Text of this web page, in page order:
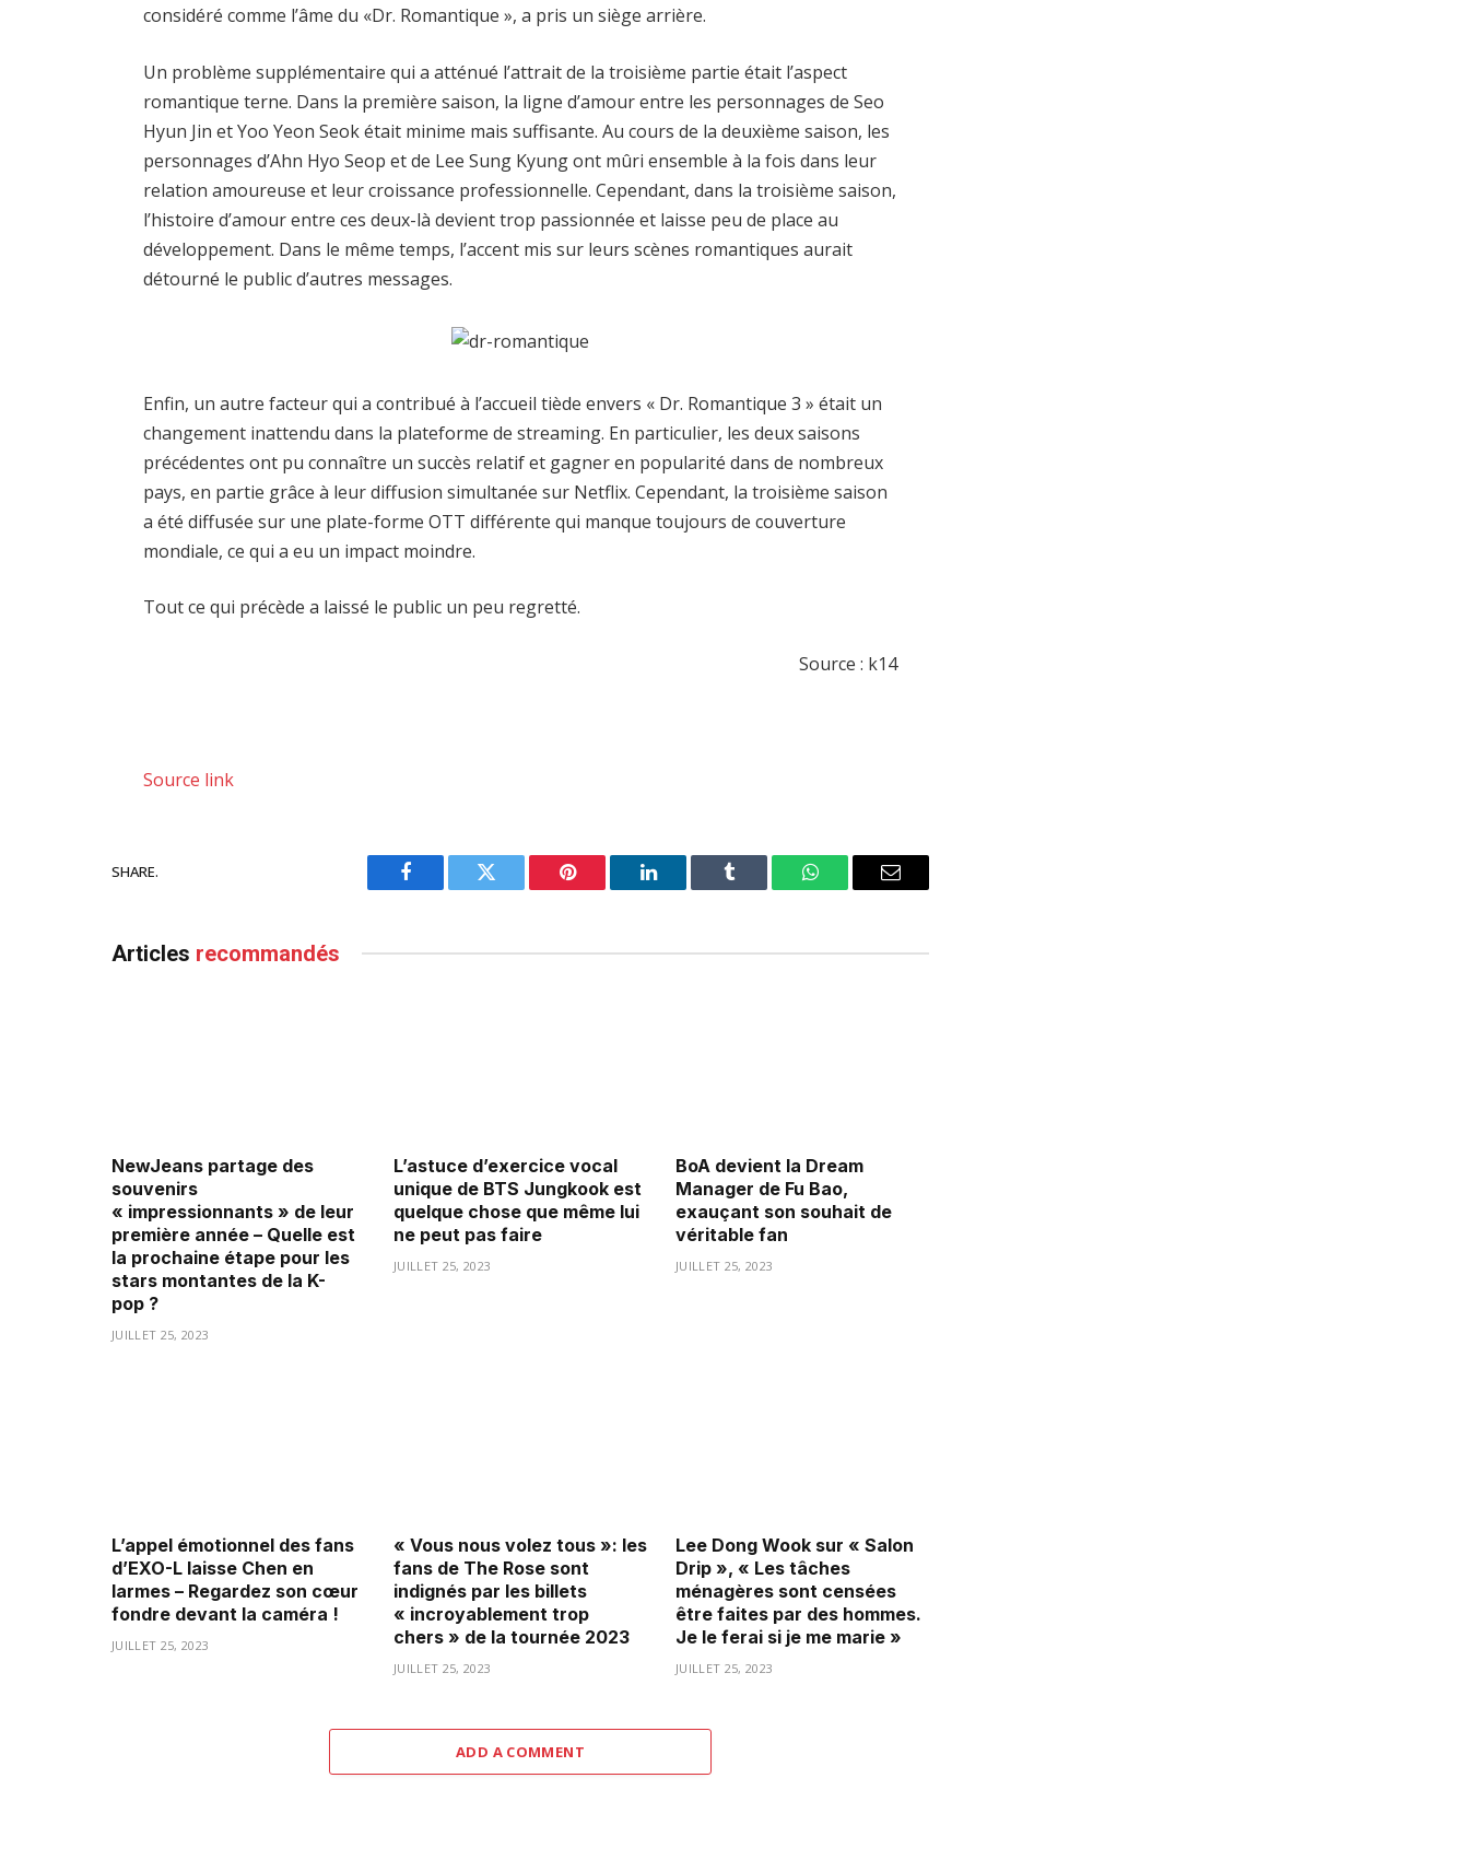
considéré comme l’âme du «Dr. Romantique », a pris un siège arrière.
Un problème supplémentaire qui a atténué l’attrait de la troisième partie était l’aspect
romantique terne. Dans la première saison, la ligne d’amour entre les personnages de Seo
Hyun Jin et Yoo Yeon Seok était minime mais suffisante. Au cours de la deuxième saison, les
personnages d’Ahn Hyo Seop et de Lee Sung Kyung ont mûri ensemble à la fois dans leur
relation amoureuse et leur croissance professionnelle. Cependant, dans la troisième saison,
l’histoire d’amour entre ces deux-là devient trop passionnée et laisse peu de place au
développement. Dans le même temps, l’accent mis sur leurs scènes romantiques aurait
détourné le public d’autres messages.
Enfin, un autre facteur qui a contribué à l’accueil tiède envers « Dr. Romantique 3 » était un
changement inattendu dans la plateforme de streaming. En particulier, les deux saisons
précédentes ont pu connaître un succès relatif et gagner en popularité dans de nombreux
pays, en partie grâce à leur diffusion simultanée sur Netflix. Cependant, la troisième saison
a été diffusée sur une plate-forme OTT différente qui manque toujours de couverture
mondiale, ce qui a eu un impact moindre.
Tout ce qui précède a laissé le public un peu regretté.
Source : k14
Source link
SHARE.
Facebook Twitter Pinterest LinkedIn Tumblr WhatsAppEmail
Articles recommandés
NewJeans partage des
souvenirs
« impressionnants » de leur
première année – Quelle est
la prochaine étape pour les
stars montantes de la K-
pop ?
JUILLET 25, 2023
L’astuce d’exercice vocal
unique de BTS Jungkook est
quelque chose que même lui
ne peut pas faire
JUILLET 25, 2023
BoA devient la Dream
Manager de Fu Bao,
exauçant son souhait de
véritable fan
JUILLET 25, 2023
L’appel émotionnel des fans
d’EXO-L laisse Chen en
larmes – Regardez son cœur
fondre devant la caméra !
JUILLET 25, 2023
« Vous nous volez tous »: les
fans de The Rose sont
indignés par les billets
« incroyablement trop
chers » de la tournée 2023
JUILLET 25, 2023
Lee Dong Wook sur « Salon
Drip », « Les tâches
ménagères sont censées
être faites par des hommes.
Je le ferai si je me marie »
JUILLET 25, 2023
ADD A COMMENT